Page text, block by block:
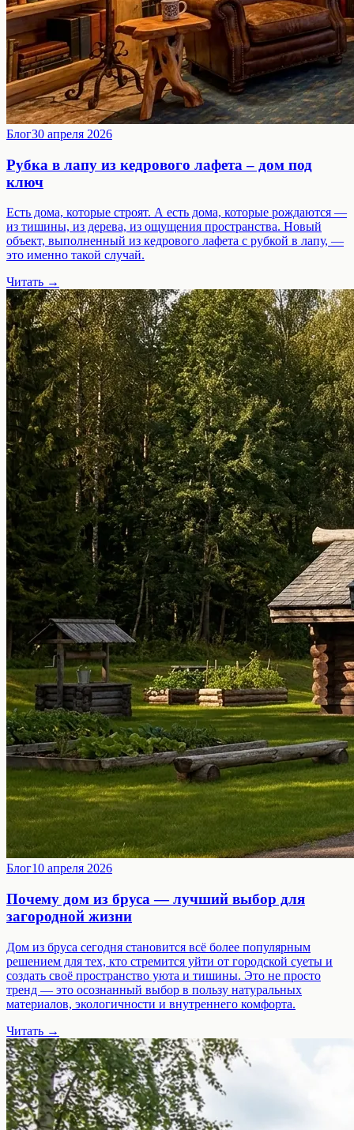
Блог30 апреля 2026
Рубка в лапу из кедрового лафета – дом под
ключ
Есть дома, которые строят. А есть дома, которые рождаются —
из тишины, из дерева, из ощущения пространства. Новый
объект, выполненный из кедрового лафета с рубкой в лапу, —
это именно такой случай.
Читать →
Блог10 апреля 2026
Почему дом из бруса — лучший выбор для
загородной жизни
Дом из бруса сегодня становится всё более популярным
решением для тех, кто стремится уйти от городской суеты и
создать своё пространство уюта и тишины. Это не просто
тренд — это осознанный выбор в пользу натуральных
материалов, экологичности и внутреннего комфорта.
Читать →